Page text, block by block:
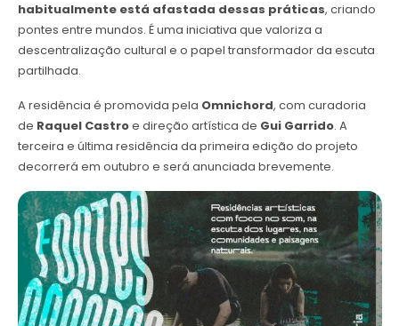
habitualmente está afastada dessas práticas, criando
pontes entre mundos. É uma iniciativa que valoriza a
descentralização cultural e o papel transformador da escuta
partilhada.
A residência é promovida pela Omnichord, com curadoria
de Raquel Castroe direção artística de Gui Garrido. A
terceira e última residência da primeira edição do projeto
decorrerá em outubro e será anunciada brevemente.